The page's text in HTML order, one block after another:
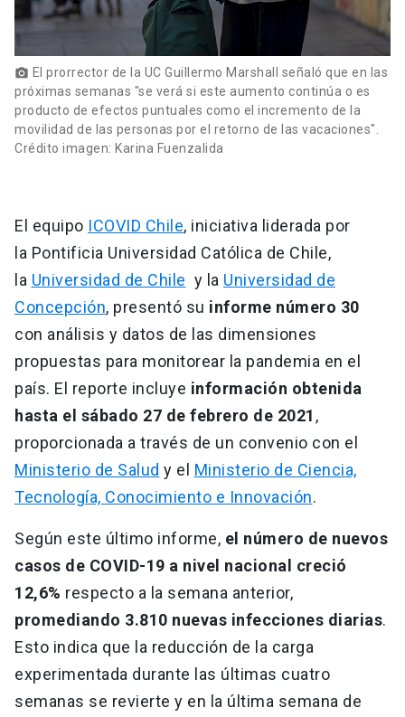
photo_camera El prorrector de la UC Guillermo Marshall señaló que en las
próximas semanas "se verá si este aumento continúa o es
producto de efectos puntuales como el incremento de la
movilidad de las personas por el retorno de las vacaciones".
Crédito imagen: Karina Fuenzalida
El equipo ICOVID Chile, iniciativa liderada por
la Pontificia Universidad Católica de Chile,
la Universidad de Chile y la Universidad de
Concepción, presentó su informe número 30
con análisis y datos de las dimensiones
propuestas para monitorear la pandemia en el
país. El reporte incluye información obtenida
hasta el sábado 27 de febrero de 2021 ,
proporcionada a través de un convenio con el
Ministerio de Salud y el Ministerio de Ciencia,
Tecnología, Conocimiento e Innovación.
Según este último informe, el número de nuevos
casos de COVID-19 a nivel nacional creció
12,6% respecto a la semana anterior,
promediando 3.810 nuevas infecciones diarias.
Esto indica que la reducción de la carga
experimentada durante las últimas cuatro
semanas se revierte y en la última semana de